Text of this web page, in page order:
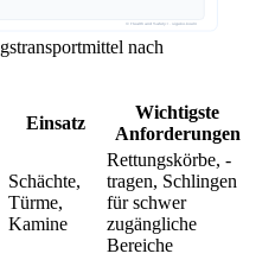
nach
Einsatz
Wichtigste
Anforderungen
Schächte,
Türme,
Kamine
Rettungskörbe, -
tragen, Schlingen
für schwer
zugängliche
Bereiche